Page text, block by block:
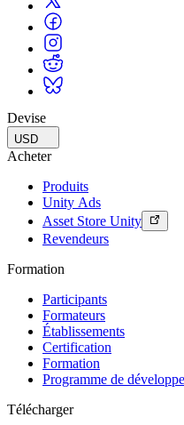
Devise
USD
Acheter
Produits
Unity Ads
Asset Store Unity
Revendeurs
Formation
Participants
Formateurs
Établissements
Certification
Formation
Programme de
Télécharger